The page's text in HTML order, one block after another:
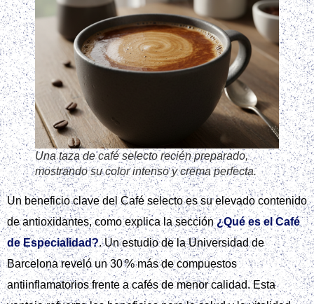
Una taza de café selecto recién preparado,
mostrando su color intenso y crema perfecta.
Un beneficio clave del Café selecto es su elevado contenido
de antioxidantes, como explica la sección¿Qué es el Café
de Especialidad?. Un estudio de la Universidad de
Barcelona reveló un 30 % más de compuestos
antiinflamatorios frente a cafés de menor calidad. Esta